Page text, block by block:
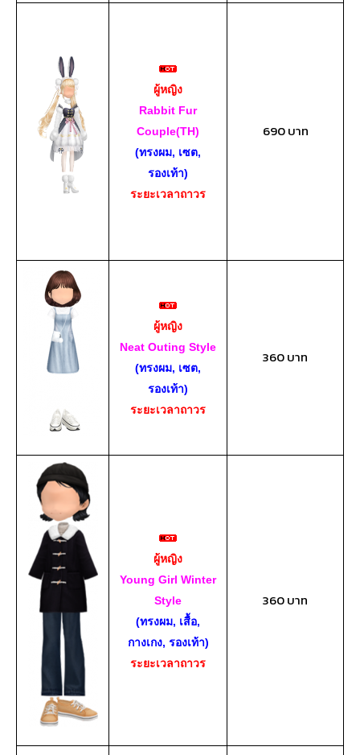
ผู้หญิง
Rabbit Fur
Couple(TH)
(ทรงผม, เซต,
รองเท้า)
ระยะเวลาถาวร
690 บาท
ผู้หญิง
Neat Outing Style
(ทรงผม, เซต,
รองเท้า)
ระยะเวลาถาวร
360 บาท
ผู้หญิง
Young Girl Winter
Style
(ทรงผม, เสื้อ,
กางเกง, รองเท้า)
ระยะเวลาถาวร
360 บาท